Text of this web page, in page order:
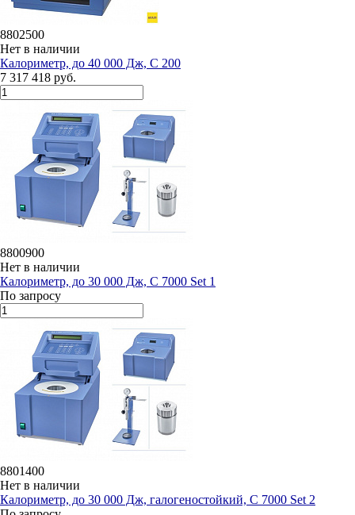
8802500
Нет в наличии
Калориметр, до 40 000 Дж, C 200
7 317 418 руб.
8800900
Нет в наличии
Калориметр, до 30 000 Дж, C 7000 Set 1
По запросу
8801400
Нет в наличии
Калориметр, до 30 000 Дж, галогеностойкий, C 7000 Set 2